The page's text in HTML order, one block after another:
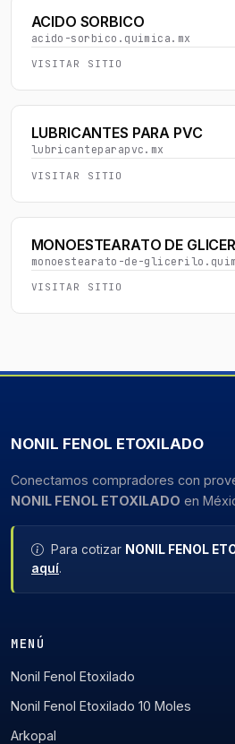
ACIDO SORBICO
acido-sorbico.quimica.mx
VISITAR SITIO
LUBRICANTES PARA PVC
lubricanteparapvc.mx
VISITAR SITIO
MONOESTEARATO DE
monoestearato-de-
VISITAR SITIO
NONIL FENOL ETOXILADO
Conectamos compradores con
NONIL FENOL ETOXILADO en
Para cotizar NONIL FENOL
aquí.
MENÚ
Nonil Fenol Etoxilado
Nonil Fenol Etoxilado 10 Moles
Arkopal